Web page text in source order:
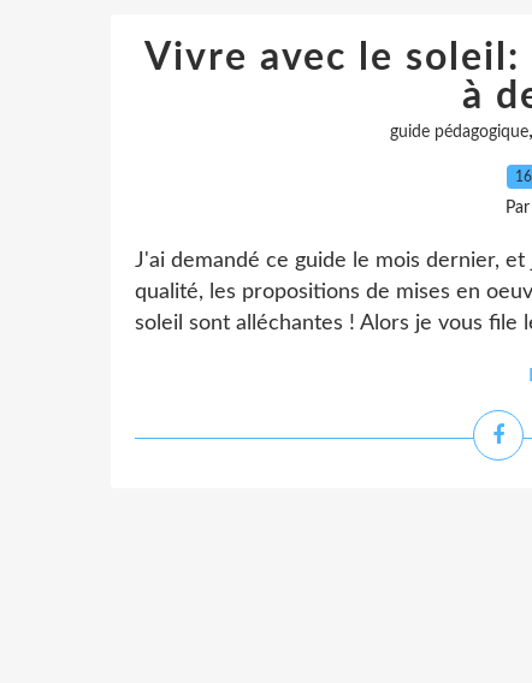
Vivre avec le
à
guide pédagogique,
J'ai demandé ce guide le mois dernier,
qualité, les propositions de mises en
soleil sont alléchantes ! Alors je vous file